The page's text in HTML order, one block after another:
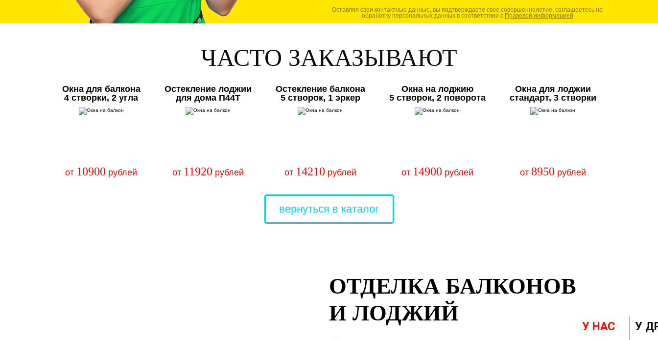
Оставляя свои контактные данные, вы подтверждаете свое совершеннолетие, соглашаетесь на
обработку персональных данных в соответствии с Правовой информацией
ЧАСТО ЗАКАЗЫВАЮТ
Окна для балкона
4 створки, 2 угла
от 10900 рублей
Остекление лоджии
для дома П44Т
от 11920 рублей
Остекление балкона
5 створок, 1 эркер
от 14210 рублей
Окна на лоджию
5 створок, 2 поворота
от 14900 рублей
Окна для лоджии
стандарт, 3 створки
от 8950 рублей
вернуться в каталог
ОТДЕЛКА БАЛКОНОВ
И ЛОДЖИЙ
У НАС
У